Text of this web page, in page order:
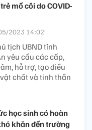
mồ côi do COVID-
2023 14:02’
tịch UBND tỉnh
yêu cầu các cấp,
hỗ trợ, tạo điều
chất và tinh thần
học sinh có hoàn
khăn đến trường